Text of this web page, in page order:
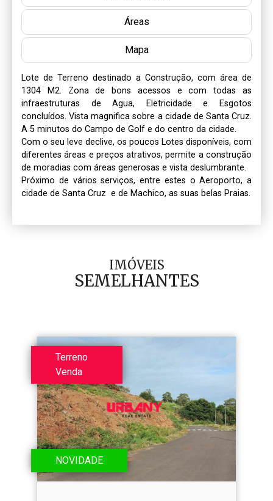
Áreas
Mapa
Lote de Terreno destinado a Construção, com área de
1304 M2. Zona de bons acessos e com todas as
infraestruturas de Agua, Eletricidade e Esgotos
concluídos. Vista magnifica sobre a cidade de Santa Cruz.
A 5 minutos do Campo de Golf e do centro da cidade.
Com o seu leve declive, os poucos Lotes disponíveis, com
diferentes áreas e preços atrativos, permite a construção
de moradias com áreas generosas e vista deslumbrante.
Próximo de vários serviços, entre estes o Aeroporto, a
cidade de Santa Cruz  e de Machico, as suas belas Praias.
IMÓVEIS
SEMELHANTES
Terreno
Venda
NOVIDADE